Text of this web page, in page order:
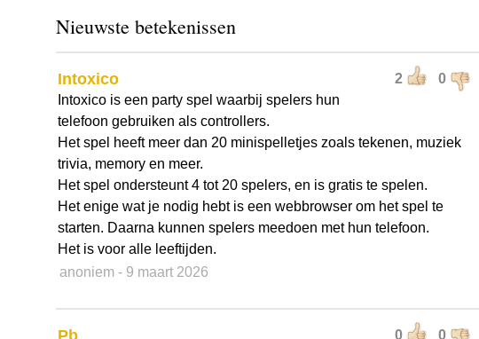
Nieuwste betekenissen
2 0
Intoxico
Intoxico is een party spel waarbij spelers hun
telefoon gebruiken als controllers.
Het spel heeft meer dan 20 minispelletjes zoals tekenen, muziek
trivia, memory en meer.
Het spel ondersteunt 4 tot 20 spelers, en is gratis te spelen.
Het enige wat je nodig hebt is een webbrowser om het spel te
starten. Daarna kunnen spelers meedoen met hun telefoon.
Het is voor alle leeftijden.
anoniem - 9 maart 2026
0 0
Pb